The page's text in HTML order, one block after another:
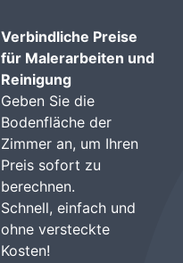
Verbindliche Preise
für Malerarbeiten und
Reinigung
Geben Sie die
Bodenfläche der
Zimmer an, um Ihren
Preis sofort zu
berechnen.
Schnell, einfach und
ohne versteckte
Kosten!